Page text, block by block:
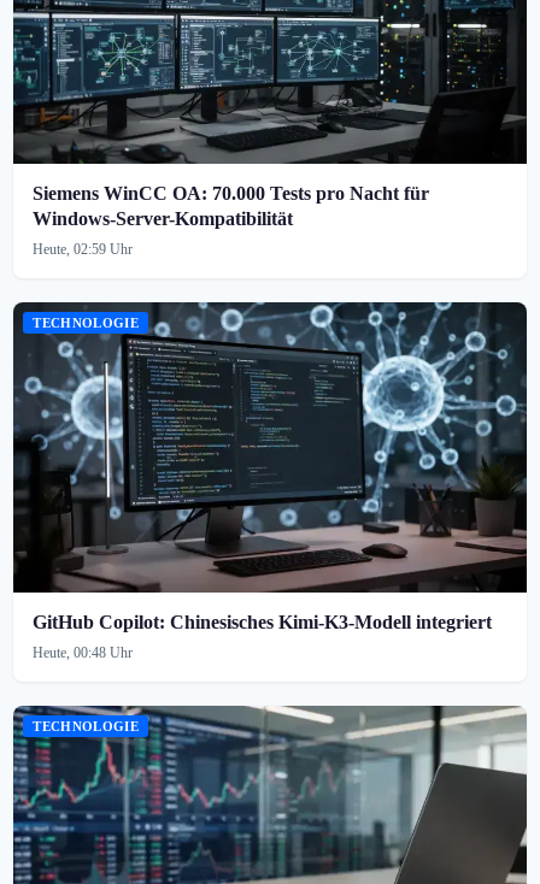
Siemens WinCC OA: 70.000 Tests pro Nacht für
Windows-Server-Kompatibilität
Heute, 02:59 Uhr
TECHNOLOGIE
GitHub Copilot: Chinesisches Kimi-K3-Modell integriert
Heute, 00:48 Uhr
TECHNOLOGIE